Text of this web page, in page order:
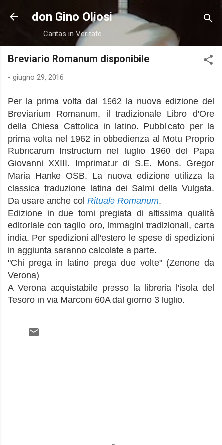
Passa ai contenuti principali
don Gino Oliosi
Caritas in Veritate
Breviario Romanum disponibile
- giugno 29, 2016
Per la prima volta dal 1962 la nuova edizione del
Breviarium Romanum, il tradizionale Libro d'Ore
della Chiesa Cattolica in latino. Pubblicato per la
prima volta nel 1962 in obbedienza al Motu Proprio
Rubricarum Instructum nel luglio 1960 del Papa
Giovanni XXIII. Imprimatur di S.E. Mons. Gregor
Maria Hanke OSB. La nuova edizione utilizza la
classica traduzione latina dei Salmi della Vulgata.
Da usare anche col Rituale Romanum.
Edizione in due tomi pregiata di altissima qualità
editoriale con taglio oro, immagini tradizionali, carta
india. Per spedizioni all'estero le spese di spedizioni
in aggiunta saranno calcolate a parte.
"Chi prega in latino prega due volte" (Zenone da
Verona)
A Verona acquistabile presso la libreria l'isola del
Tesoro in via Marconi 60A dal giorno 3 luglio.